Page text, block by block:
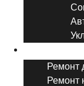
Ремонт
Ремонт